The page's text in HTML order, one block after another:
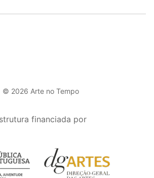
© 2026 Arte no Tempo
financiada por